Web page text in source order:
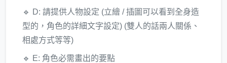
🔹 D: 請提供人物設定 (立繪 / 插圖可以看到全身造
型的，角色的詳細文字設定) (雙人的話兩人關係、
相處方式等等)
🔹 E: 角色必需畫出的要點